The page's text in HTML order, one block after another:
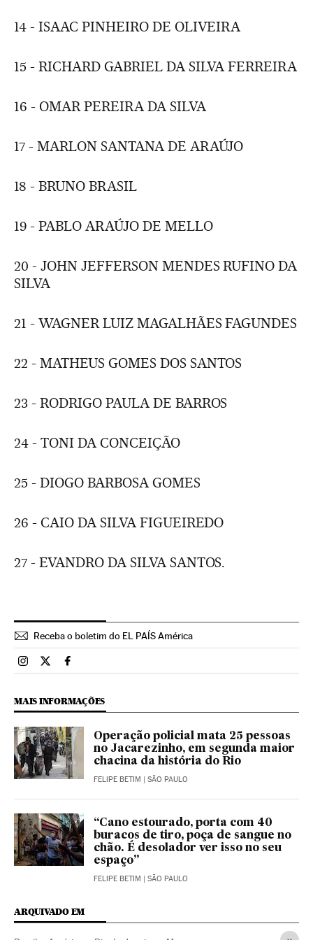
14 - ISAAC PINHEIRO DE OLIVEIRA
15 - RICHARD GABRIEL DA SILVA FERREIRA
16 - OMAR PEREIRA DA SILVA
17 - MARLON SANTANA DE ARAÚJO
18 - BRUNO BRASIL
19 - PABLO ARAÚJO DE MELLO
20 - JOHN JEFFERSON MENDES RUFINO DA
SILVA
21 - WAGNER LUIZ MAGALHÃES FAGUNDES
22 - MATHEUS GOMES DOS SANTOS
23 - RODRIGO PAULA DE BARROS
24 - TONI DA CONCEIÇÃO
25 - DIOGO BARBOSA GOMES
26 - CAIO DA SILVA FIGUEIREDO
27 - EVANDRO DA SILVA SANTOS.
Receba o boletim do EL PAÍS América
Brasil El País Brasil en Instagram
Brasil El País Brasil en Twitter
Brasil El País Brasil en Facebook
MAIS INFORMAÇÕES
Operação policial mata 25 pessoas
no Jacarezinho, em segunda maior
chacina da história do Rio
FELIPE BETIM | SÃO PAULO
“Cano estourado, porta com 40
buracos de tiro, poça de sangue no
chão. É desolador ver isso no seu
espaço”
FELIPE BETIM | SÃO PAULO
ARQUIVADO EM